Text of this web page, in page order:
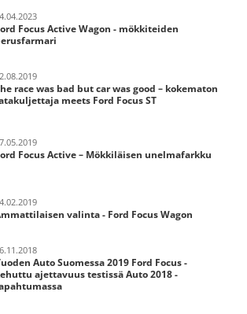
Focus Active Wagon - mökkiteiden
race was bad but car was good – kokematon
meets Ford Focus ST
Focus Active – Mökkiläisen unelmafarkku
valinta - Ford Focus Wagon
Auto Suomessa 2019 Ford Focus -
ajettavuus testissä Auto 2018 -